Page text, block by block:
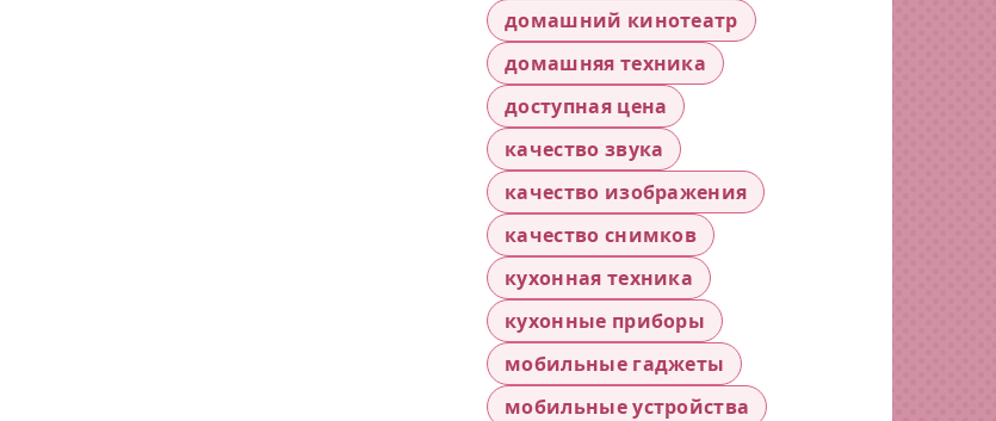
домашний кинотеатр
домашняя техника
доступная цена
качество звука
качество изображения
качество снимков
кухонная техника
кухонные приборы
мобильные гаджеты
мобильные устройства